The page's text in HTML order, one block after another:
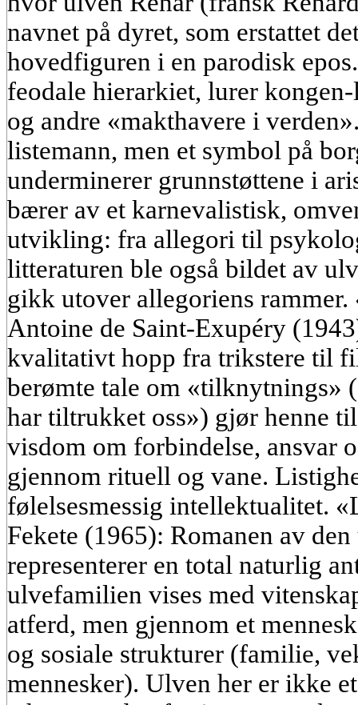
navnet på dyret, som erstattet
hovedfiguren i en parodisk
feodale hierarkiet, lurer
og andre «makthavere i
listemann, men et symbol på
underminerer grunnstøttene i
bærer av et karnevalistisk,
utvikling: fra allegori til
litteraturen ble også bildet av
gikk utover allegoriens
Antoine de Saint-Exupéry
kvalitativt hopp fra trikstere til
berømte tale om «tilknytnings»
har tiltrukket oss») gjør henne
visdom om forbindelse, ansvar
gjennom rituell og vane.
følelsesmessig intellektualitet.
Fekete (1965): Romanen av
representerer en total naturlig
ulvefamilien vises med
atferd, men gjennom et
og sosiale strukturer (familie,
mennesker). Ulven her er ikke